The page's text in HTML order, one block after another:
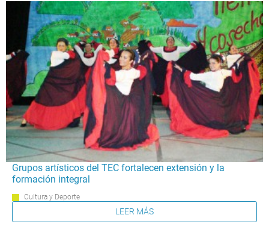
Grupos artísticos del TEC fortalecen extensión y la
formación integral
Cultura y Deporte
LEER MÁS